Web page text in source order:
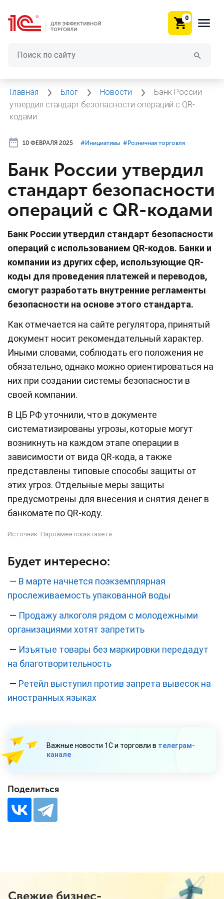
0
Главная Блог Новости
Банк России
утвердил стандарт безопасности операций с QR-
кодами
10 ФЕВРАЛЯ 2025 #⁣Инициативы #⁣Розничная торговля
Банк России утвердил
стандарт безопасности
операций с QR-кодами
Банк России утвердил стандарт безопасности
операций с использованием QR-кодов. Банки и
компании из других сфер, использующие QR-
коды для проведения платежей и переводов,
смогут разработать внутренние регламенты
безопасности на основе этого стандарта.
Как отмечается на сайте регулятора, принятый
документ носит рекомендательный характер.
Иными словами, соблюдать его положения не
обязательно, однако можно ориентироваться на
них при создании системы безопасности в
своей компании.
В ЦБ РФ уточнили, что в документе
систематизированы угрозы, которые могут
возникнуть на каждом этапе операции в
зависимости от вида QR-кода, а также
представлены типовые способы защиты от
этих угроз. Отдельные меры защиты
предусмотрены для внесения и снятия денег в
банкомате по QR-коду.
Источник: Парламентская газета
Будет интересно:
— В марте начнется поэкземплярная
прослеживаемость упакованной воды
— Продажу алкоголя рядом с молодежными
организациями хотят запретить
— Изъятые товары без маркировки передадут
на благотворительность
— Ретейл выступил против запрета вывесок на
иностранных языках
Важные новости 1С и торговли в телеграм-
канале
Поделиться
Свежие бизнес-